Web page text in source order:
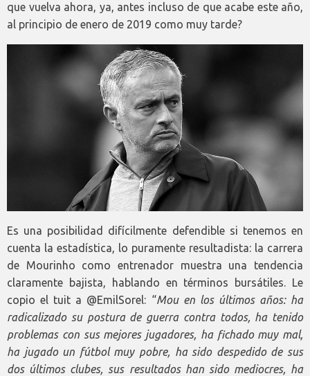
que vuelva ahora, ya, antes incluso de que acabe este año,
al principio de enero de 2019 como muy tarde?
Es una posibilidad difícilmente defendible si tenemos en
cuenta la estadística, lo puramente resultadista: la carrera
de Mourinho como entrenador muestra una tendencia
claramente bajista, hablando en términos bursátiles. Le
copio el tuit a @EmilSorel: “Mou en los últimos años: ha
radicalizado su postura de guerra contra todos, ha tenido
problemas con sus mejores jugadores, ha fichado muy mal,
ha jugado un fútbol muy pobre, ha sido despedido de sus
dos últimos clubes, sus resultados han sido mediocres, ha